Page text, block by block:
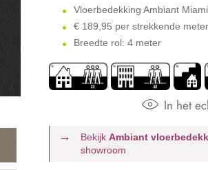
Vloerbedekking Ambiant
€ 189,95 per strekkende meter
Breedte rol: 4 meter
In het
BekijkAmbiant
showroom